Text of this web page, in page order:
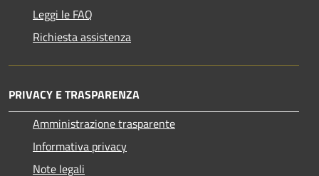
Leggi le FAQ
Richiesta assistenza
PRIVACY E TRASPARENZA
Amministrazione trasparente
Informativa privacy
Note legali